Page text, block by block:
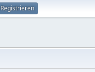
Registrieren